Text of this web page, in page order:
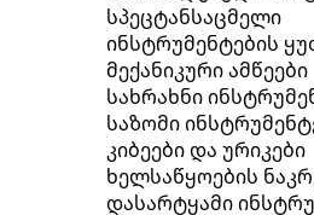
სპეცტანსაცმელი
ინსტრუმენტების
მექანიკური ამწეები
სახრახნი
საზომი
კიბეები და ურიკები
ხელსაწყოების
დასარტყამი